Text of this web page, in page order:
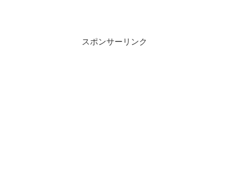
スポンサーリンク